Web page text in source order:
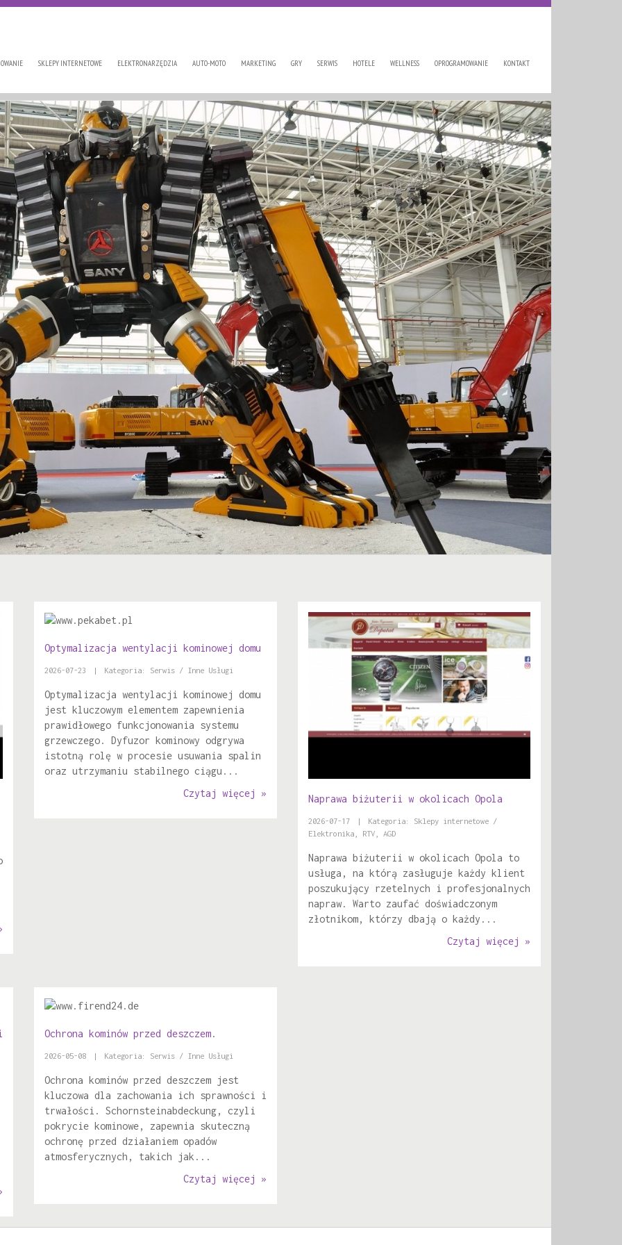
SKLEPY INTERNETOWE ELEKTRONARZĘDZIA AUTO-MOTO MARKETING GRY SERWIS HOTELE WELLNESS OPROGRAMOWANIE KONTAKT
Optymalizacja wentylacji kominowej domu
2026-07-23 | Kategoria: Serwis / Inne Usługi
Optymalizacja wentylacji kominowej domu
jest kluczowym elementem zapewnienia
prawidłowego funkcjonowania systemu
grzewczego. Dyfuzor kominowy odgrywa
istotną rolę w procesie usuwania spalin
oraz utrzymaniu stabilnego ciągu...
Czytaj więcej »
Naprawa biżuterii w okolicach Opola
2026-07-17 |
Kategoria: Sklepy internetowe /
Elektronika, RTV, AGD
Naprawa biżuterii w okolicach Opola to
usługa, na którą zasługuje każdy klient
poszukujący rzetelnych i profesjonalnych
napraw. Warto zaufać doświadczonym
złotnikom, którzy dbają o każdy...
Czytaj więcej »
Ochrona kominów przed deszczem.
2026-05-08 | Kategoria: Serwis / Inne Usługi
Ochrona kominów przed deszczem jest
kluczowa dla zachowania ich sprawności i
trwałości. Schornsteinabdeckung, czyli
pokrycie kominowe, zapewnia skuteczną
ochronę przed działaniem opadów
atmosferycznych, takich jak...
Czytaj więcej »